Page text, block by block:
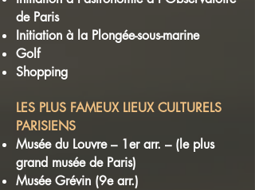
de Paris
Initiation à la Plongée-sous-marine
Golf
Shopping
LES PLUS FAMEUX LIEUX CULTURELS
PARISIENS
Musée du Louvre – 1er arr. – (le plus
grand musée de Paris)
Musée Grévin (9e arr.)